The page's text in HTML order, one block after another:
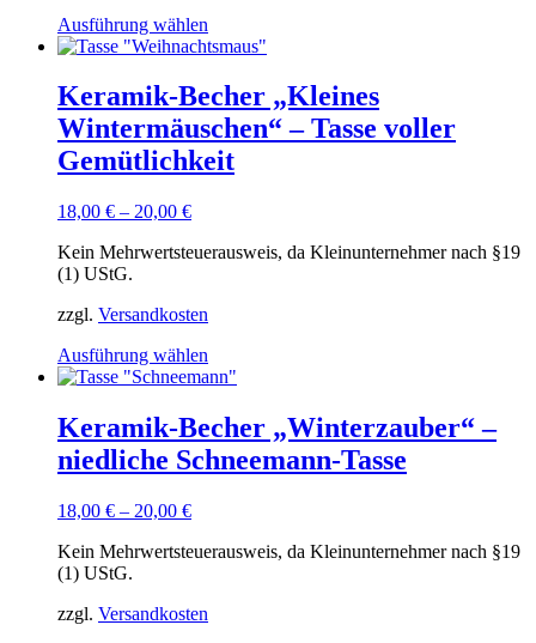
Ausführung wählen
Produkt
mehrere
Varianten
auf.
Die
Optionen
Produktseite
Keramik-Becher „Kleines
Wintermäuschen“ – Tasse voller
Gemütlichkeit
18,00 € – 20,00 €
Kein Mehrwertsteuerausweis, da Kleinunternehmer nach §19
(1) UStG.
zzgl. Versandkosten
Ausführung wählen
Produkt
mehrere
Varianten
auf.
auf
Keramik-Becher „Winterzauber“ –
niedliche Schneemann-Tasse
18,00 € – 20,00 €
Kein Mehrwertsteuerausweis, da Kleinunternehmer nach §19
(1) UStG.
zzgl. Versandkosten